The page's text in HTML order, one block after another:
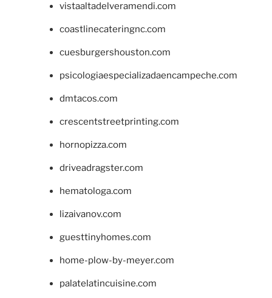
vistaaltadelveramendi.com
coastlinecateringnc.com
cuesburgershouston.com
psicologiaespecializadaencampeche.com
dmtacos.com
crescentstreetprinting.com
hornopizza.com
driveadragster.com
hematologa.com
lizaivanov.com
guesttinyhomes.com
home-plow-by-meyer.com
palatelatincuisine.com